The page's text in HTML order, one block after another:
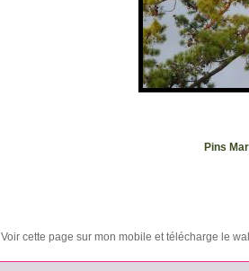
Pins
Voir cette page sur mon mobile et télécharge le